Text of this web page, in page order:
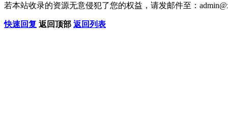
若本站收录的资源无意侵犯了您的权益，请发邮件至：
快速回复 返回顶部 返回列表